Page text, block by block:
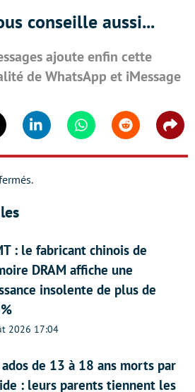
conseille aussi...
ajoute enfin cette
de WhatsApp et iMessage
Linkedin WhatsappReddit
: le fabricant chinois de
DRAM affiche une
insolente de plus de
2026 17:04
ados de 13 à 18 ans morts par
: leurs parents tiennent les